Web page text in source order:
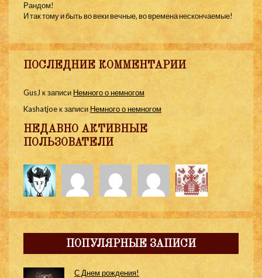
Рандом!
И так тому и быть во веки вечные, во времена нескончаемые!
ПОСЛЕДНИЕ КОММЕНТАРИИ
GusJ к записи Немного о немногом
Kashatjoeк записи Немного о немногом
НЕДАВНО АКТИВНЫЕ
ПОЛЬЗОВАТЕЛИ
ПОПУЛЯРНЫЕ ЗАПИСИ
С Днем рождения!